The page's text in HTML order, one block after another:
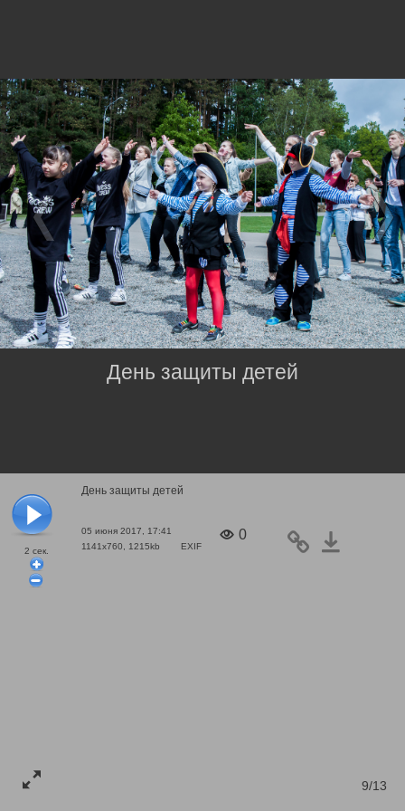
2 сек.
День защиты детей
05 июня 2017, 17:41
1141x760, 1215kb
EXIF
0
9/13
День защиты детей